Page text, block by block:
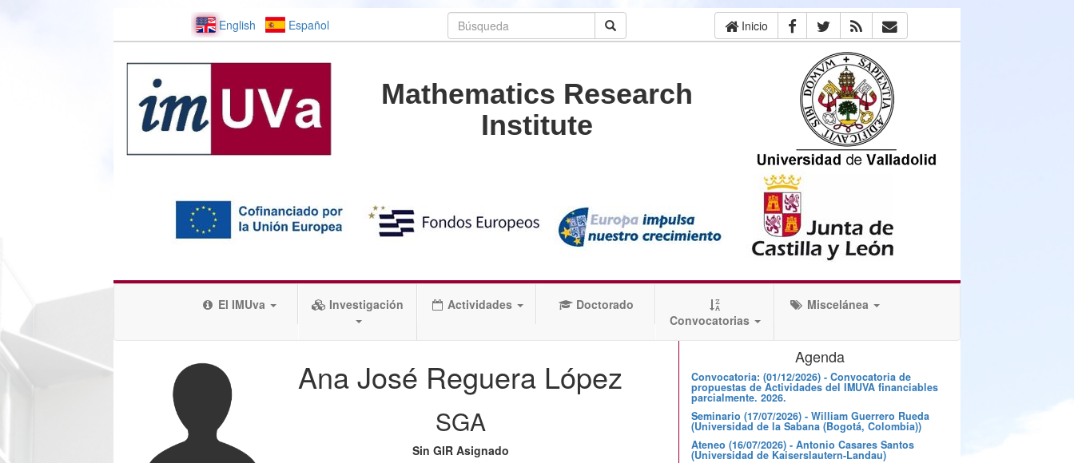
English Español Inicio
Mathematics Research
Institute
El IMUva Investigación Actividades
Doctorado
Convocatorias
Miscelánea
Ana José Reguera López
SGA
Sin GIR Asignado
Agenda
Convocatoria: (01/12/2026) - Convocatoria de
propuestas de Actividades del IMUVA financiables
parcialmente. 2026.
Seminario (17/07/2026) - William Guerrero Rueda
(Universidad de la Sabana (Bogotá, Colombia))
Ateneo (16/07/2026) - Antonio Casares Santos
(Universidad de Kaiserslautern-Landau)